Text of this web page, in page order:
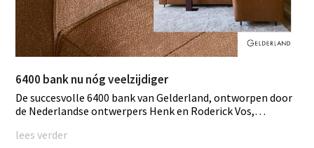
6400 bank nu nóg veelzijdiger
De succesvolle 6400 bank van Gelderland, ontworpen door
de Nederlandse ontwerpers Henk en Roderick Vos,…
lees verder